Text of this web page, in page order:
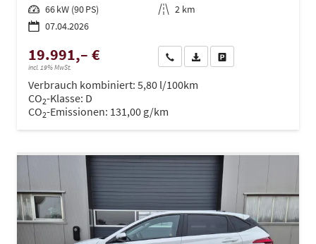
Leistung 66 kW (90 PS) Kilometerstand 2 km
07.04.2026
19.991,– €
incl. 19% MwSt.
Wir rufen Sie anPDF-Datei, Fahrzeugexposé
Verbrauch kombiniert: 5,80 l/100km
CO2-Klasse: D
CO2-Emissionen: 131,00 g/km